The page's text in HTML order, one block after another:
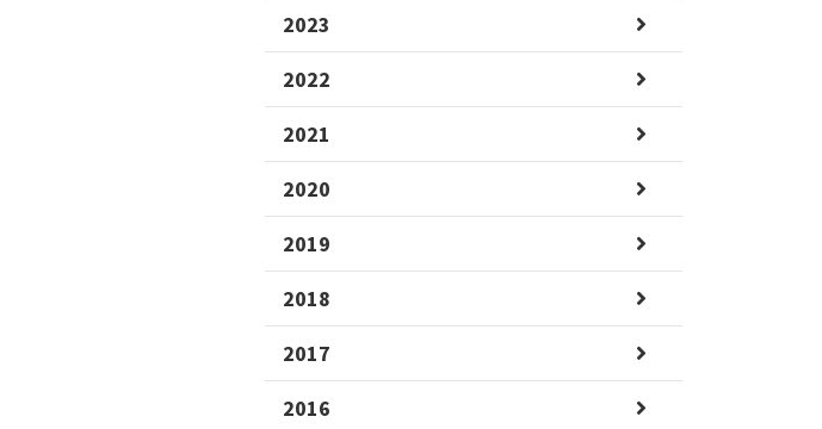
2023
2022
2021
2020
2019
2018
2017
2016